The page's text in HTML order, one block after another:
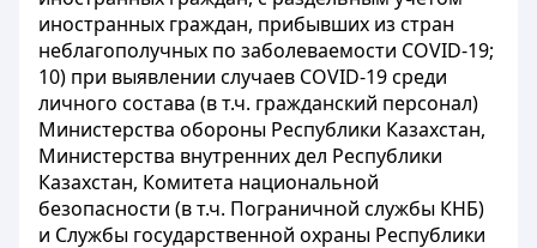
иностранных граждан, прибывших из стран
неблагополучных по заболеваемости COVID-19;
10) при выявлении случаев COVID-19 среди
личного состава (в т.ч. гражданский персонал)
Министерства обороны Республики Казахстан,
Министерства внутренних дел Республики
Казахстан, Комитета национальной
безопасности (в т.ч. Пограничной службы КНБ)
и Службы государственной охраны Республики